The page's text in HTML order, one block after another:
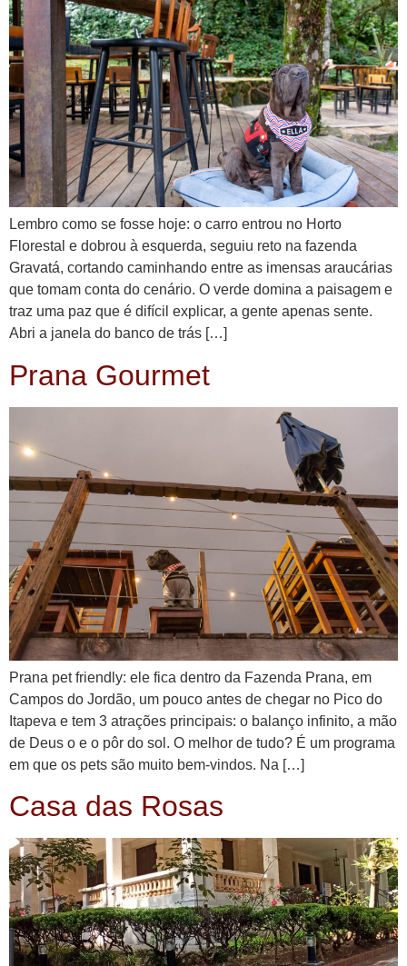
Lembro como se fosse hoje: o carro entrou no Horto
Florestal e dobrou à esquerda, seguiu reto na fazenda
Gravatá, cortando caminhando entre as imensas araucárias
que tomam conta do cenário. O verde domina a paisagem e
traz uma paz que é difícil explicar, a gente apenas sente.
Abri a janela do banco de trás […]
Prana Gourmet
Prana pet friendly: ele fica dentro da Fazenda Prana, em
Campos do Jordão, um pouco antes de chegar no Pico do
Itapeva e tem 3 atrações principais: o balanço infinito, a mão
de Deus o e o pôr do sol. O melhor de tudo? É um programa
em que os pets são muito bem-vindos. Na […]
Casa das Rosas